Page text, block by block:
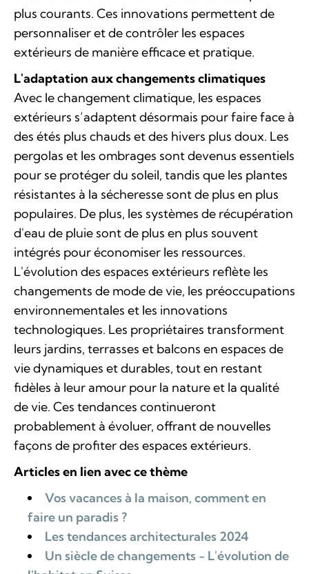
plus courants. Ces innovations permettent de
personnaliser et de contrôler les espaces
extérieurs de manière efficace et pratique.
L'adaptation aux changements climatiques
Avec le changement climatique, les espaces
extérieurs s’adaptent désormais pour faire face à
des étés plus chauds et des hivers plus doux. Les
pergolas et les ombrages sont devenus essentiels
pour se protéger du soleil, tandis que les plantes
résistantes à la sécheresse sont de plus en plus
populaires. De plus, les systèmes de récupération
d'eau de pluie sont de plus en plus souvent
intégrés pour économiser les ressources.
L'évolution des espaces extérieurs reflète les
changements de mode de vie, les préoccupations
environnementales et les innovations
technologiques. Les propriétaires transforment
leurs jardins, terrasses et balcons en espaces de
vie dynamiques et durables, tout en restant
fidèles à leur amour pour la nature et la qualité
de vie. Ces tendances continueront
probablement à évoluer, offrant de nouvelles
façons de profiter des espaces extérieurs.
Articles en lien avec ce thème
Vos vacances à la maison, comment en
faire un paradis ?
Les tendances architecturales 2024
Un siècle de changements - L'évolution de